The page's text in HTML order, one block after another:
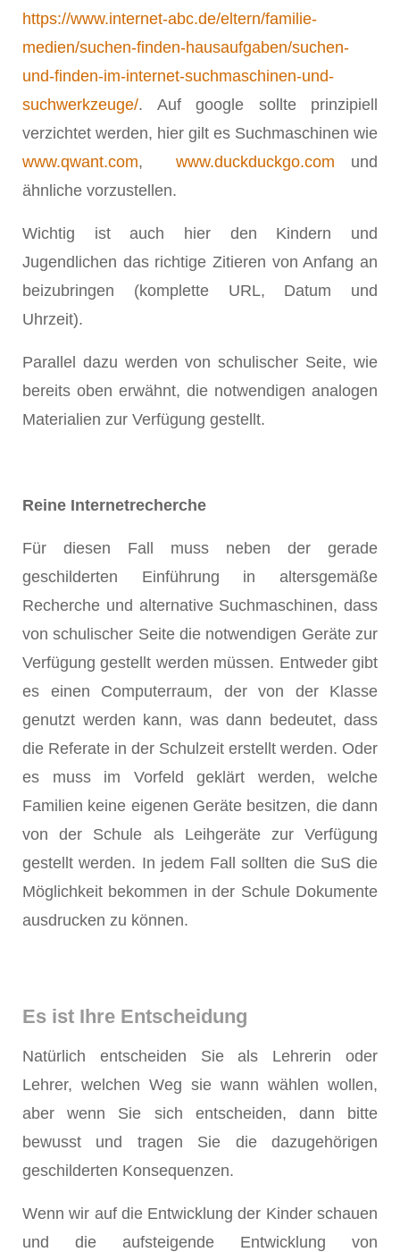
https://www.internet-abc.de/eltern/familie-
medien/suchen-finden-hausaufgaben/suchen-
und-finden-im-internet-suchmaschinen-und-
suchwerkzeuge/. Auf google sollte prinzipiell
verzichtet werden, hier gilt es Suchmaschinen wie
www.qwant.com, www.duckduckgo.com und
ähnliche vorzustellen.
Wichtig ist auch hier den Kindern und
Jugendlichen das richtige Zitieren von Anfang an
beizubringen (komplette URL, Datum und
Uhrzeit).
Parallel dazu werden von schulischer Seite, wie
bereits oben erwähnt, die notwendigen analogen
Materialien zur Verfügung gestellt.
Reine Internetrecherche
Für diesen Fall muss neben der gerade
geschilderten Einführung in altersgemäße
Recherche und alternative Suchmaschinen, dass
von schulischer Seite die notwendigen Geräte zur
Verfügung gestellt werden müssen. Entweder gibt
es einen Computerraum, der von der Klasse
genutzt werden kann, was dann bedeutet, dass
die Referate in der Schulzeit erstellt werden. Oder
es muss im Vorfeld geklärt werden, welche
Familien keine eigenen Geräte besitzen, die dann
von der Schule als Leihgeräte zur Verfügung
gestellt werden. In jedem Fall sollten die SuS die
Möglichkeit bekommen in der Schule Dokumente
ausdrucken zu können.
Es ist Ihre Entscheidung
Natürlich entscheiden Sie als Lehrerin oder
Lehrer, welchen Weg sie wann wählen wollen,
aber wenn Sie sich entscheiden, dann bitte
bewusst und tragen Sie die dazugehörigen
geschilderten Konsequenzen.
Wenn wir auf die Entwicklung der Kinder schauen
und die aufsteigende Entwicklung von